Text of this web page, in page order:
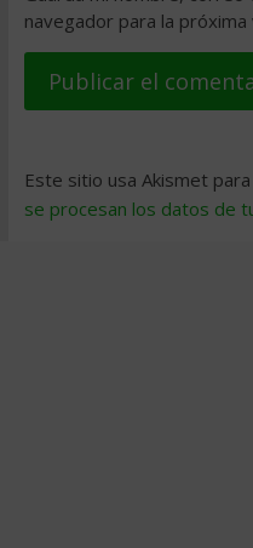
navegador para la
Este sitio usa Akismet
se procesan los datos de